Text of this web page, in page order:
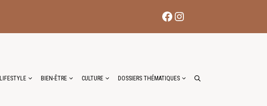
Facebook
Instagram
LIFESTYLE BIEN-ÊTRE CULTURE DOSSIERS THÉMATIQUES